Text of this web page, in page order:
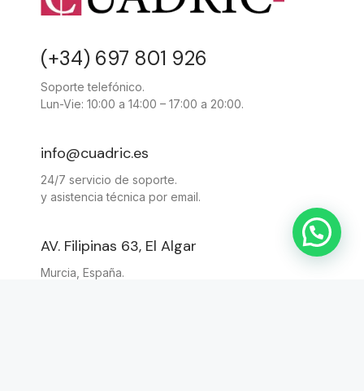
(+34) 697 801 926
Soporte telefónico.
Lun-Vie: 10:00 a 14:00 – 17:00 a 20:00.
info@cuadric.es
24/7 servicio de soporte.
y asistencia técnica por email.
AV. Filipinas 63, El Algar
Murcia, España.